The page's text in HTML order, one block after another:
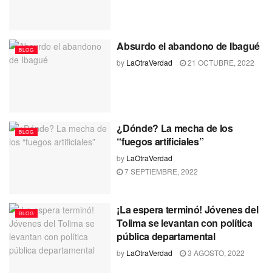
BLOG Absurdo el abandono de Ibagué
by LaOtraVerdad 21 OCTUBRE, 2022
BLOG
¿Dónde? La mecha de los
“fuegos artificiales”
by LaOtraVerdad
7 SEPTIEMBRE, 2022
BLOG
¡La espera terminó! Jóvenes del
Tolima se levantan con política
pública departamental
by LaOtraVerdad 3 AGOSTO, 2022